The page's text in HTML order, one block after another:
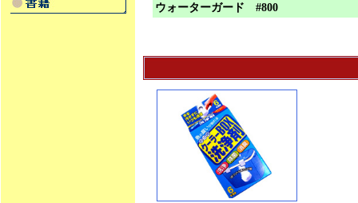
ウォーターガード #800